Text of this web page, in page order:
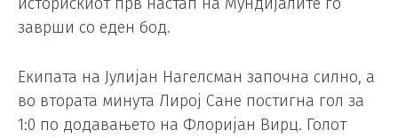
заврши со еден бод.
Екипата на Јулијан Нагелсман започна силно, а
во втората минута Лирој Сане постигна гол за
1:0 по додавањето на Флоријан Вирц. Голот